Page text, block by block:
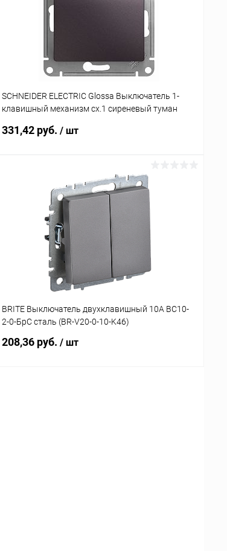
SCHNEIDER ELECTRIC Glossa Выключатель 1-
клавишный механизм сх.1 сиреневый туман
331,42 руб. / шт
В корзину
Купить в 1 клик К сравнению
В избранное В наличии
BRITE Выключатель двухклавишный 10А ВС10-
2-0-БрС сталь (BR-V20-0-10-K46)
208,36 руб. / шт